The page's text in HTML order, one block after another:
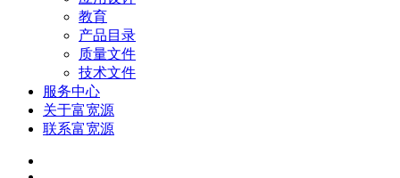
教育
产品目录
质量文件
技术文件
服务中心
关于富宽源
联系富宽源